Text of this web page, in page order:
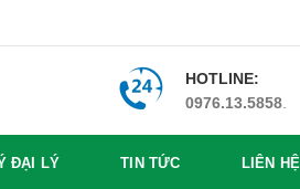
HOTLINE:
0976.13.5858
ĐẠI LÝ TIN TỨC LIÊN HỆ